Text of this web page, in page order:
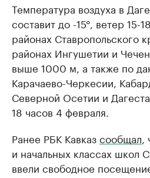
Температура воздуха в
составит до -15°, ветер 15-
районах Ставропольского
районах Ингушетии и
выше 1000 м, а также по
Карачаево-Черкесии,
Северной Осетии и
18 часов 4 февраля.
Ранее РБК Кавказсообщал
и начальных классах школ
ввели свободное